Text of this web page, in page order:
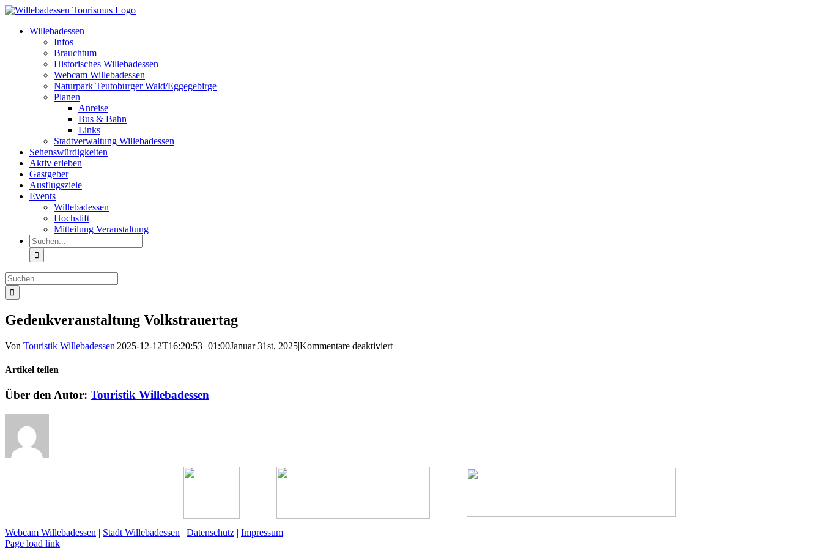
Zum
springenWillebadessen
Infos
Brauchtum
Historisches Willebadessen
Webcam Willebadessen
Naturpark Teutoburger Wald/Eggegebirge
Planen
Anreise
Bus & Bahn
Links
Stadtverwaltung Willebadessen
Sehenswürdigkeiten
Aktiv erleben
Gastgeber
Ausflugsziele
Events
Willebadessen
Hochstift
Mitteilung Veranstaltung
Suche
nach:
Suche
nach:
Gedenkveranstaltung Volkstrauertag
Von Touristik Willebadessen|2025-12-12T16:20:53+01:00Januar 31st, 2025|Kommentare deaktiviertfür
Artikel teilen
Facebook
X
Reddit
LinkedIn
WhatsApp
Pinterest
Vk
E-
Über den Autor: Touristik Willebadessen
Webcam Willebadessen | Stadt Willebadessen | Datenschutz | Impressum
Facebook
X
YouTube
Page load link